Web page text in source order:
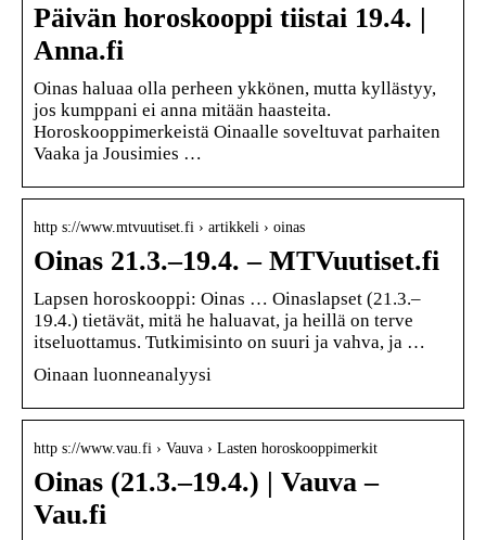
Päivän horoskooppi tiistai 19.4. |
Anna.fi
Oinas haluaa olla perheen ykkönen, mutta kyllästyy,
jos kumppani ei anna mitään haasteita.
Horoskooppimerkeistä Oinaalle soveltuvat parhaiten
Vaaka ja Jousimies …
http s://www.mtvuutiset.fi › artikkeli › oinas
Oinas 21.3.–19.4. – MTVuutiset.fi
Lapsen horoskooppi: Oinas … Oinaslapset (21.3.–
19.4.) tietävät, mitä he haluavat, ja heillä on terve
itseluottamus. Tutkimisinto on suuri ja vahva, ja …
Oinaan luonneanalyysi
http s://www.vau.fi › Vauva › Lasten horoskooppimerkit
Oinas (21.3.–19.4.) | Vauva –
Vau.fi